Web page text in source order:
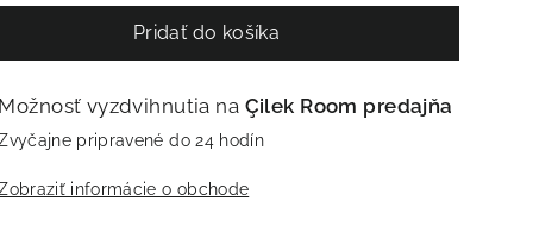
Pridať do košíka
Možnosť vyzdvihnutia na Çilek Room predajňa
pripravené do 24 hodín
informácie o obchode